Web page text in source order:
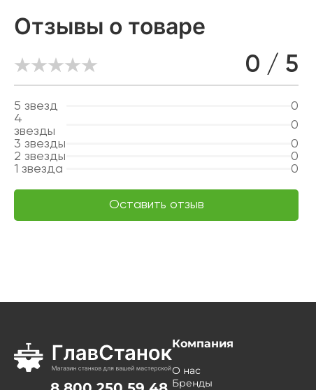
Отзывы о товаре
0 / 5
5 звезд
0
4
звезды
0
3 звезды
0
2 звезды
0
1 звезда 0
Оставить отзыв
Компания
О нас
Бренды